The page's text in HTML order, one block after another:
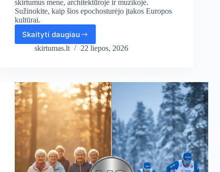
skirtumus mene, architektūroje ir muzikoje.
Sužinokite, kaip šios epochosturėjo įtakos Europos
kultūrai.
Skaityti daugiau
Kuo
skiriasi
baroko?
skirtumas.lt 22 liepos, 2026